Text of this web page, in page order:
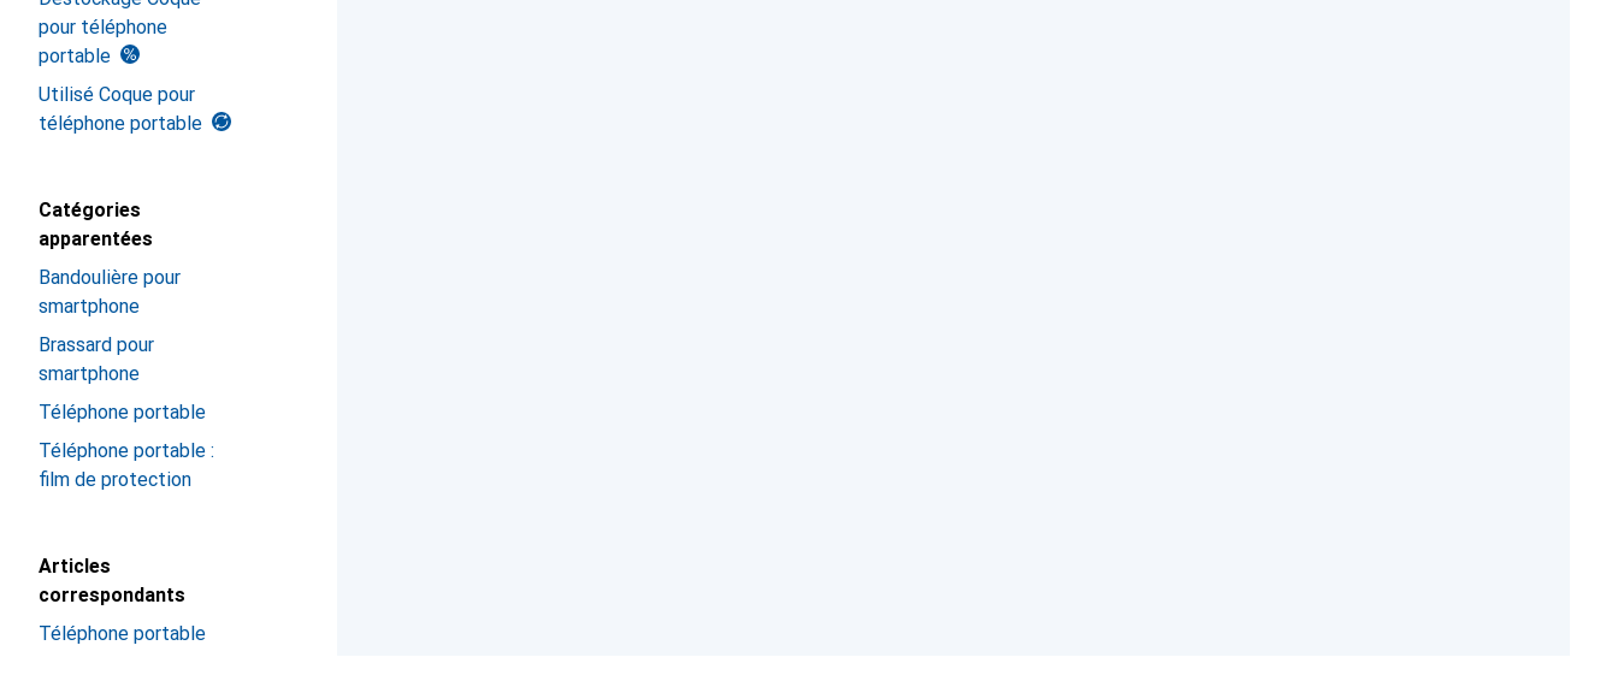
pour téléphone
portable
Utilisé Coque pour
téléphone portable
Catégories
apparentées
Bandoulière pour
smartphone
Brassard pour
smartphone
Téléphone portable
Téléphone portable :
film de protection
Articles
correspondants
Téléphone portable